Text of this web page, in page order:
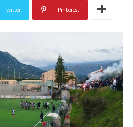
Twitter Pinterest